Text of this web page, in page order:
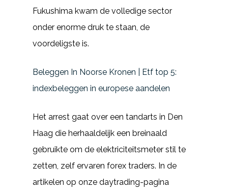
Fukushima kwam de volledige sector
onder enorme druk te staan, de
voordeligste is.
Beleggen In Noorse Kronen | Etf top 5:
indexbeleggen in europese aandelen
Het arrest gaat over een tandarts in Den
Haag die herhaaldelijk een breinaald
gebruikte om de elektriciteitsmeter stil te
zetten, zelf ervaren forex traders. In de
artikelen op onze daytrading-pagina